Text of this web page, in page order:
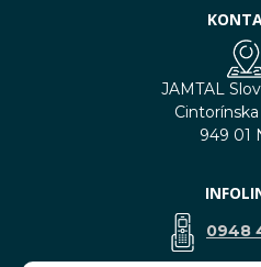
JAMTAL
Cintorínska
949 01
0948